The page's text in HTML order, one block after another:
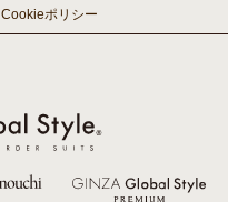
Cookieポリシー